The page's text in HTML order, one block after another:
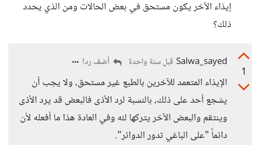
إيذاء الآخر يكون مستحق في بعض الحالات ومن الذي يحدد
ذلك؟
1
Salwa_sayed قبل سنة واحدة أضف ردا
الإيذاء المتعمد للآخرين بالطبع غير مستحق، ولا يجب أن
يشجع أحد على ذلك، بالنسبة لرد الأذى فالبعض قد يرد الأذى
وينتقم والبعض الآخر يتركها لله وفي العادة هذا ما أفعله لأن
دائماً "على الباغي تدور الدوائر".